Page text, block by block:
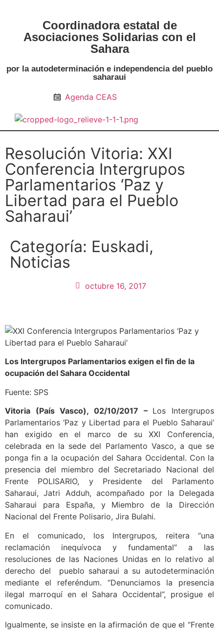
Coordinadora estatal de
Asociaciones Solidarias con el
Sahara
por la autodeterminación e independencia del pueblo
saharaui
Agenda CEAS
Resolución Vitoria: XXI
Conferencia Intergrupos
Parlamentarios ‘Paz y
Libertad para el Pueblo
Saharaui’
Categoría: Euskadi,
Noticias
octubre 16, 2017
Los Intergrupos Parlamentarios exigen el fin de la
ocupación del Sahara Occidental
Fuente: SPS
Vitoria (País Vasco), 02/10/2017 – Los Intergrupos
Parlamentarios ‘Paz y Libertad para el Pueblo Saharaui’
han exigido en el marco de su XXI Conferencia,
celebrada en la sede del Parlamento Vasco, a que se
ponga fin a la ocupación del Sahara Occidental. Con la
presencia del miembro del Secretariado Nacional del
Frente POLISARIO, y Presidente del Parlamento
Saharaui, Jatri Adduh, acompañado por la Delegada
Saharaui para España, y Miembro de la Dirección
Nacional del Frente Polisario, Jira Bulahi.
En el comunicado, los Intergrupos, reitera “una
reclamación inequívoca y fundamental” a las
resoluciones de las Naciones Unidas en lo relativo al
derecho del pueblo saharaui a su autodeterminación
mediante el referéndum. “Denunciamos la presencia
ilegal marroquí en el Sahara Occidental”, prosigue el
comunicado.
Igualmente, se insiste en la afirmación de que el “Frente